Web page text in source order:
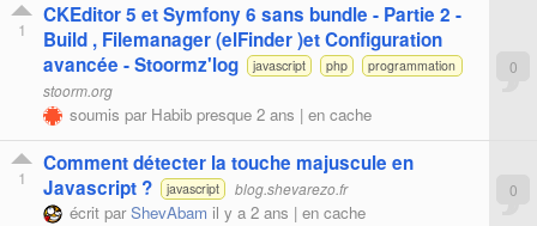
1
CKEditor 5 et Symfony 6 sans bundle - Partie 2 -
Build , Filemanager (elFinder )et Configuration
avancée - Stoormz'log
javascript php programmation
stoorm.org
soumis par Habib presque 2 ans | en cache
0
1
Comment détecter la touche majuscule en
Javascript ?
javascript blog.shevarezo.fr
écrit parShevAbam il y a 2 ans | en cache
0